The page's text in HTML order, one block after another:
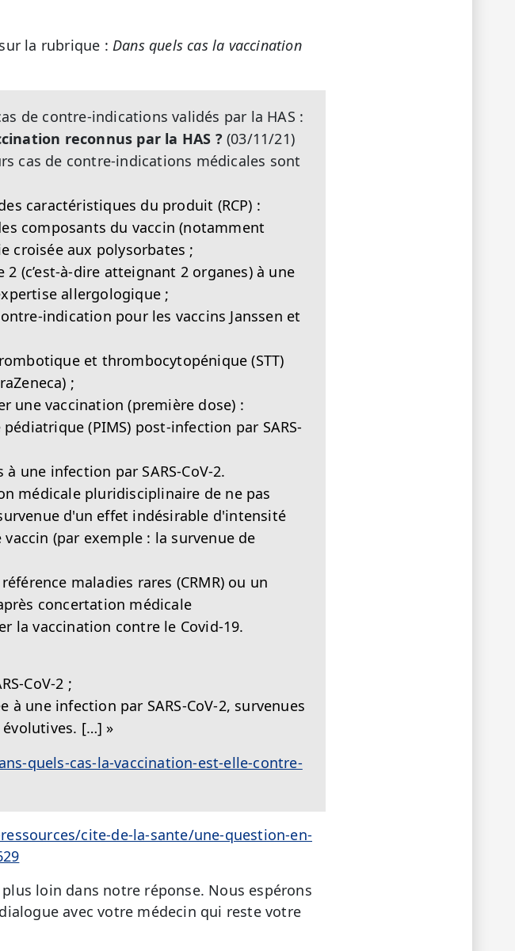
la rubrique : Dans quels cas la vaccination
de contre-indications validés par la HAS :
reconnus par la HAS ? (03/11/21)
cas de contre-indications médicales sont
caractéristiques du produit (RCP) :
composants du vaccin (notamment
croisée aux polysorbates ;
(c’est-à-dire atteignant 2 organes) à une
allergologique ;
indication pour les vaccins Janssen et
et thrombocytopénique (STT)
;
une vaccination (première dose) :
(PIMS) post-infection par SARS-
une infection par SARS-CoV-2.
médicale pluridisciplinaire de ne pas
d'un effet indésirable d'intensité
(par exemple : la survenue de
maladies rares (CRMR) ou un
concertation médicale
la vaccination contre le Covid-19.
CoV-2 ;
une infection par SARS-CoV-2, survenues
[…] »
quels-cas-la-vaccination-est-elle-contre-
cite-de-la-sante/une-question-en-
loin dans notre réponse. Nous espérons
avec votre médecin qui reste votre